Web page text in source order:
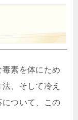
素を体にため
、そして冷え
ついて、この